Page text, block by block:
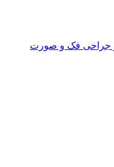
و جراحی فک و صورت